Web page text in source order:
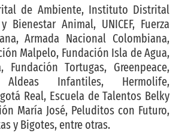
de Ambiente, Instituto Distrital
Bienestar Animal, UNICEF, Fuerza
Armada Nacional Colombiana,
Malpelo, Fundación Isla de Agua,
Fundación Tortugas, Greenpeace,
Aldeas Infantiles, Hermolife,
Real, Escuela de Talentos Belky
María José, Peluditos con Futuro,
y Bigotes, entre otras.